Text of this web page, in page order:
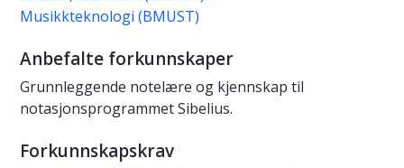
Musikkteknologi (BMUST)
Anbefalte forkunnskaper
Grunnleggende notelære og kjennskap til
notasjonsprogrammet Sibelius.
Forkunnskapskrav